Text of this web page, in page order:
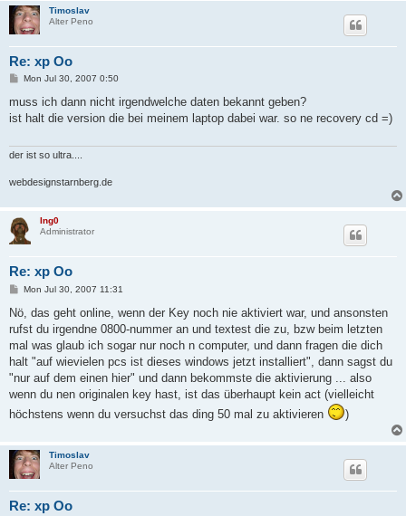
Timoslav
Alter Peno
Re: xp Oo
P
s
Mon Jul 30, 2007 0:50
muss ich dann nicht irgendwelche daten bekannt geben?
ist halt die version die bei meinem laptop dabei war. so ne recovery cd =)
der ist so ultra....
webdesignstarnberg.de
Ing0
Administrator
Re: xp Oo
P
s
Mon Jul 30, 2007 11:31
Nö, das geht online, wenn der Key noch nie aktiviert war, und ansonsten
rufst du irgendne 0800-nummer an und textest die zu, bzw beim letzten
mal was glaub ich sogar nur noch n computer, und dann fragen die dich
halt "auf wievielen pcs ist dieses windows jetzt installiert", dann sagst du
"nur auf dem einen hier" und dann bekommste die aktivierung ... also
wenn du nen originalen key hast, ist das überhaupt kein act (vielleicht
höchstens wenn du versuchst das ding 50 mal zu aktivieren
)
Timoslav
Alter Peno
Re: xp Oo